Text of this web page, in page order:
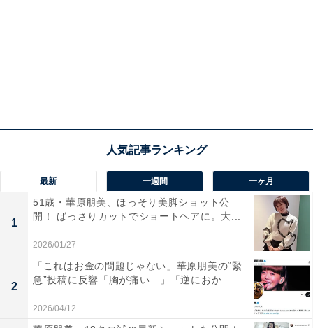
最新 一週間 一ヶ月
1
51歳・華原朋美、ほっそり美脚ショット公
開！ ばっさりカットでショートヘアに。大...
2026/01/27
2
「これはお金の問題じゃない」華原朋美の“緊
急”投稿に反響「胸が痛い…」「逆におか...
2026/04/12